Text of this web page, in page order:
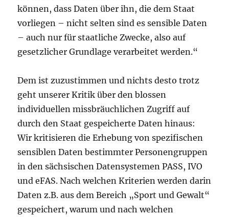
können, dass Daten über ihn, die dem Staat
vorliegen – nicht selten sind es sensible Daten
– auch nur für staatliche Zwecke, also auf
gesetzlicher Grundlage verarbeitet werden.“
Dem ist zuzustimmen und nichts desto trotz
geht unserer Kritik über den blossen
individuellen missbräuchlichen Zugriff auf
durch den Staat gespeicherte Daten hinaus:
Wir kritisieren die Erhebung von spezifischen
sensiblen Daten bestimmter Personengruppen
in den sächsischen Datensystemen PASS, IVO
und eFAS. Nach welchen Kriterien werden darin
Daten z.B. aus dem Bereich „Sport und Gewalt“
gespeichert, warum und nach welchen